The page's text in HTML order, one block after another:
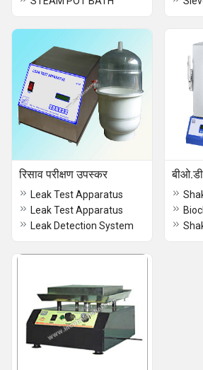
रिसाव परीक्षण उपस्कर
Leak Test Apparatus
Leak Test Apparatus
Leak Detection System